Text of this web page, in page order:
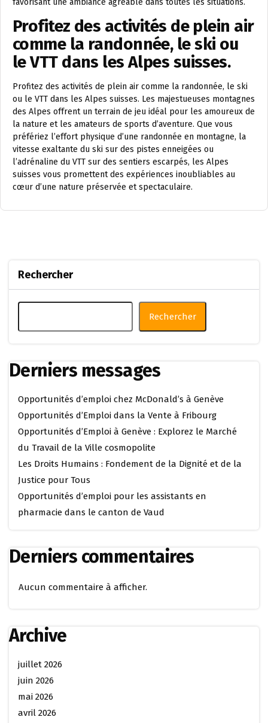
favorisant une ambiance agréable dans toutes les situations.
Profitez des activités de plein air
comme la randonnée, le ski ou
le VTT dans les Alpes suisses.
Profitez des activités de plein air comme la randonnée, le ski
ou le VTT dans les Alpes suisses. Les majestueuses montagnes
des Alpes offrent un terrain de jeu idéal pour les amoureux de
la nature et les amateurs de sports d’aventure. Que vous
préfériez l’effort physique d’une randonnée en montagne, la
vitesse exaltante du ski sur des pistes enneigées ou
l’adrénaline du VTT sur des sentiers escarpés, les Alpes
suisses vous promettent des expériences inoubliables au
cœur d’une nature préservée et spectaculaire.
Rechercher
Rechercher
Derniers messages
Opportunités d’emploi chez McDonald’s à Genève
Opportunités d’Emploi dans la Vente à Fribourg
Opportunités d’Emploi à Genève : Explorez le Marché
du Travail de la Ville cosmopolite
Les Droits Humains : Fondement de la Dignité et de la
Justice pour Tous
Opportunités d’emploi pour les assistants en
pharmacie dans le canton de Vaud
Derniers commentaires
Aucun commentaire à afficher.
Archive
juillet 2026
juin 2026
mai 2026
avril 2026